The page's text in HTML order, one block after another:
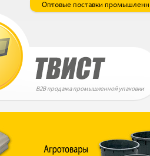
Оптовые поставки
B2B продажа промышленной упаковки